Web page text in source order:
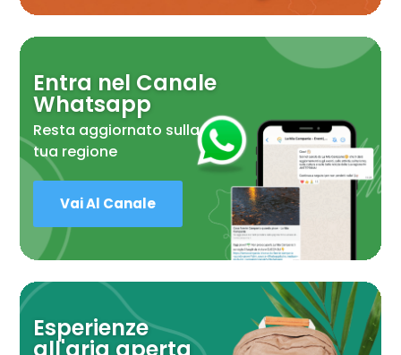
Entra nel Canale
Whatsapp
Resta aggiornato sulla
tua regione
Vai Al Canale
Esperienze